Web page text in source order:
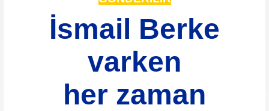
İsmail Berke
varken
her zaman